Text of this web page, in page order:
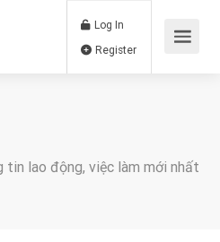
Log In
tin lao động, việc làm mới nhất